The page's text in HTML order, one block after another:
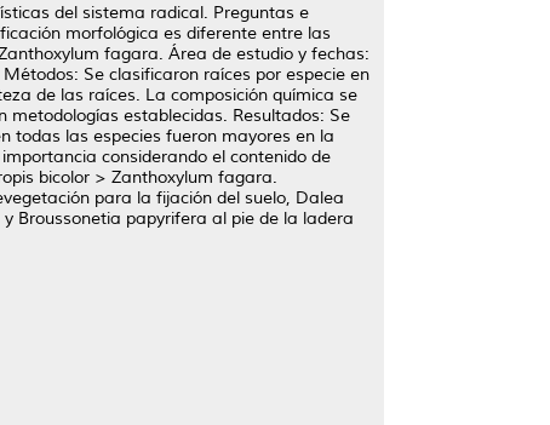
del sistema radical. Preguntas e
morfológica es diferente entre las
fagara. Área de estudio y fechas:
Se clasificaron raíces por especie en
de las raíces. La composición química se
establecidas. Resultados: Se
todas las especies fueron mayores en la
considerando el contenido de
bicolor > Zanthoxylum fagara.
para la fijación del suelo, Dalea
Broussonetia papyrifera al pie de la ladera